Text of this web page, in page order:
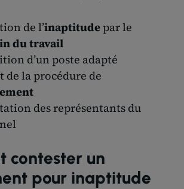
de l’inaptitudepar le
du travail
d’un poste adapté
de la procédure de
des représentants du
contester un
pour inaptitude